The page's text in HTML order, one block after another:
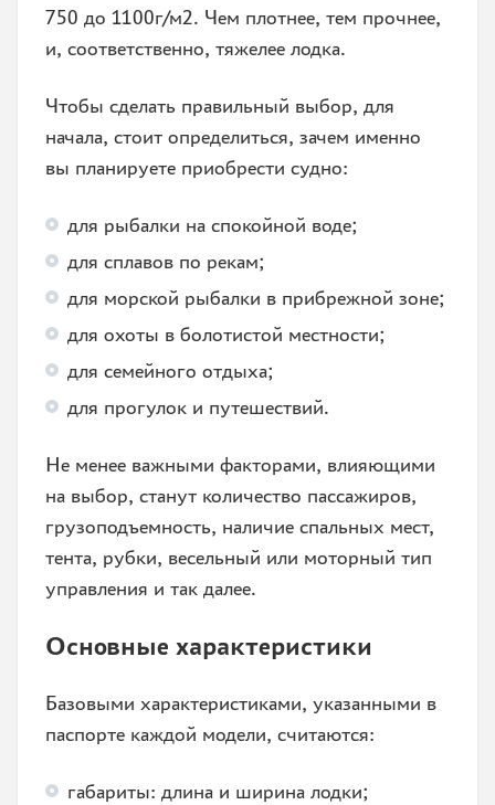
750 до 1100г/м2. Чем плотнее, тем прочнее,
и, соответственно, тяжелее лодка.
Чтобы сделать правильный выбор, для
начала, стоит определиться, зачем именно
вы планируете приобрести судно:
для рыбалки на спокойной воде;
для сплавов по рекам;
для морской рыбалки в прибрежной зоне;
для охоты в болотистой местности;
для семейного отдыха;
для прогулок и путешествий.
Не менее важными факторами, влияющими
на выбор, станут количество пассажиров,
грузоподъемность, наличие спальных мест,
тента, рубки, весельный или моторный тип
управления и так далее.
Основные характеристики
Базовыми характеристиками, указанными в
паспорте каждой модели, считаются:
габариты: длина и ширина лодки;